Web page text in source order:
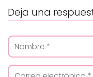
Deja una